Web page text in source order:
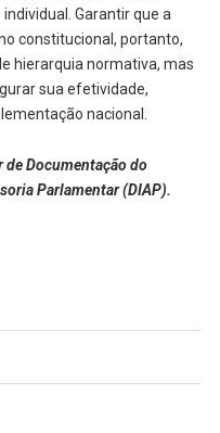
Garantir que a
constitucional, portanto,
hierarquia normativa, mas
sua efetividade,
nacional.
Documentação do
Parlamentar (DIAP).